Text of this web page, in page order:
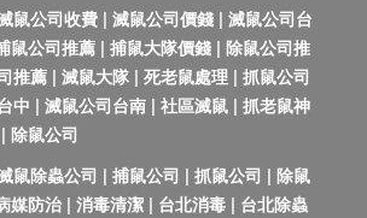
鼠公司收費 | 滅鼠公司價錢 | 滅鼠公司台
鼠公司推薦 | 捕鼠大隊價錢 | 除鼠公司推
推薦 | 滅鼠大隊 | 死老鼠處理 | 抓鼠公司
中 | 滅鼠公司台南 | 社區滅鼠 | 抓老鼠神
除鼠公司
鼠除蟲公司 | 捕鼠公司 | 抓鼠公司 | 除鼠
媒防治 | 消毒清潔 | 台北消毒 | 台北除蟲